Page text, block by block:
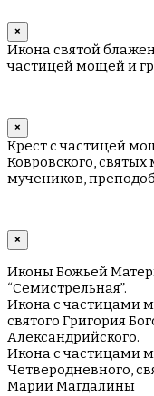
×
Икона святой
частицей мощей и
×
Крест с частицей
Ковровского,
мучеников,
×
Иконы Божьей
“Семистрельная”.
Икона с частицами
святого Григория
Александрийского.
Икона с частицами
Четверодневного,
Марии Магдалины